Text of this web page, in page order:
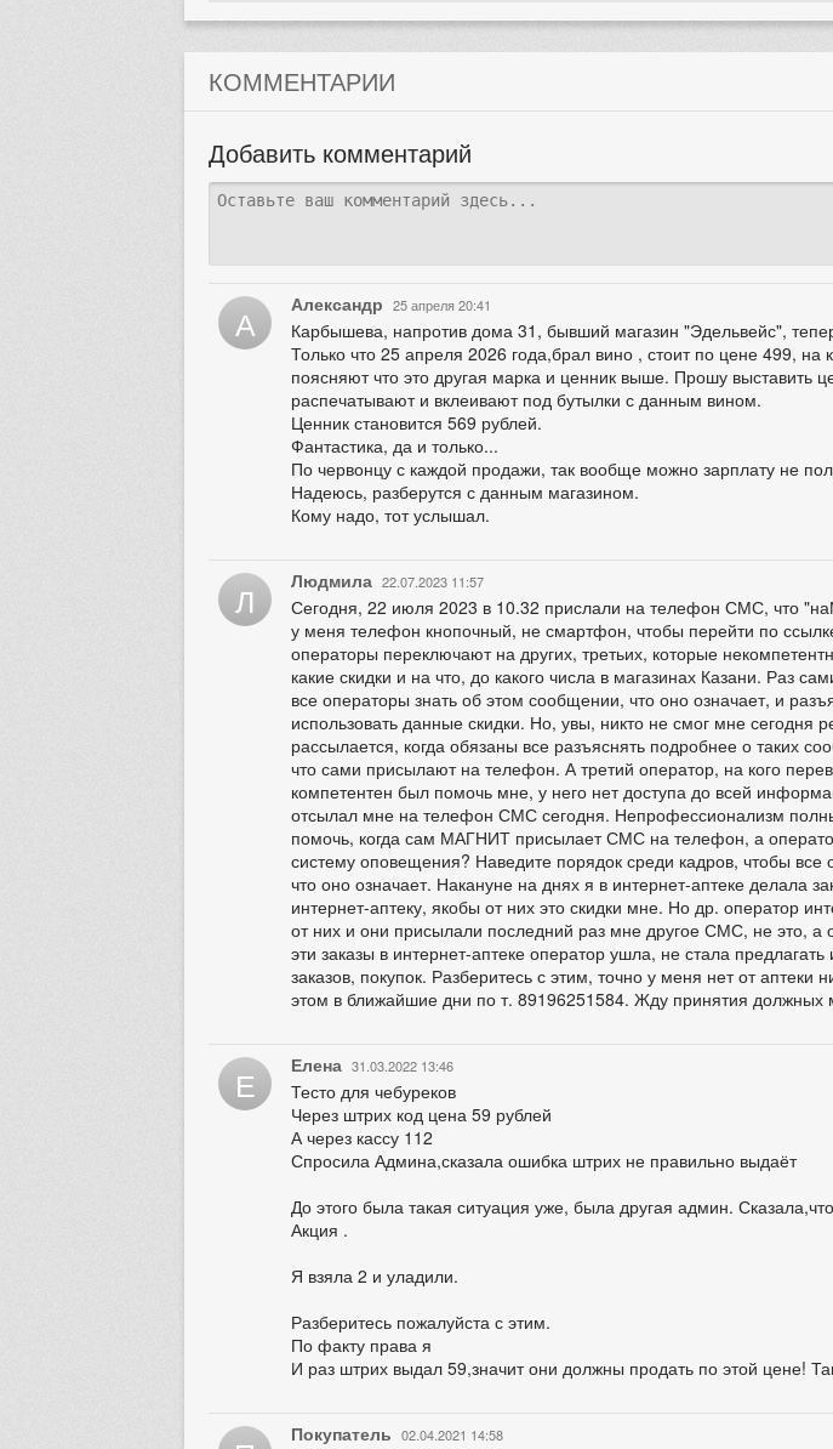
КОММЕНТАРИИ
Добавить комментарий
А Александр 25 апреля 20:41
Карбышева, напротив дома 31, бывший магазин "Эдельвейс",
Только что 25 апреля 2026 года,брал вино , стоит по цене 499,
поясняют что это другая марка и ценник выше. Прошу выставить
распечатывают и вклеивают под бутылки с данным вином.
Ценник становится 569 рублей.
Фантастика, да и только...
По червонцу с каждой продажи, так вообще можно зарплату не
Надеюсь, разберутся с данным магазином.
Кому надо, тот услышал.
Л Людмила 22.07.2023 11:57
Сегодня, 22 июля 2023 в 10.32 прислали на телефон СМС, что
у меня телефон кнопочный, не смартфон, чтобы перейти по
операторы переключают на других, третьих, которые
какие скидки и на что, до какого числа в магазинах Казани. Раз
все операторы знать об этом сообщении, что оно означает, и
использовать данные скидки. Но, увы, никто не смог мне сегодня
рассылается, когда обязаны все разъяснять подробнее о таких
что сами присылают на телефон. А третий оператор, на кого
компетентен был помочь мне, у него нет доступа до всей
отсылал мне на телефон СМС сегодня. Непрофессионализм
помочь, когда сам МАГНИТ присылает СМС на телефон, а
систему оповещения? Наведите порядок среди кадров, чтобы все
что оно означает. Накануне на днях я в интернет-аптеке делала
интернет-аптеку, якобы от них это скидки мне. Но др. оператор
от них и они присылали последний раз мне другое СМС, не это, а
эти заказы в интернет-аптеке оператор ушла, не стала
заказов, покупок. Разберитесь с этим, точно у меня нет от
этом в ближайшие дни по т. 89196251584. Жду принятия
Е Елена 31.03.2022 13:46
Тесто для чебуреков
Через штрих код цена 59 рублей
А через кассу 112
Спросила Админа,сказала ошибка штрих не правильно выдаёт
До этого была такая ситуация уже, была другая админ.
Акция .
Я взяла 2 и уладили.
Разберитесь пожалуйста с этим.
По факту права я
И раз штрих выдал 59,значит они должны продать по этой цене!
Покупатель 02.04.2021 14:58